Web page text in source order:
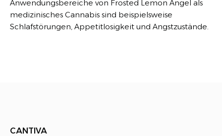
Anwendungsbereiche von Frosted Lemon Angel als
medizinisches Cannabis sind beispielsweise
Schlafstörungen, Appetitlosigkeit und Angstzustände.
CANTIVA